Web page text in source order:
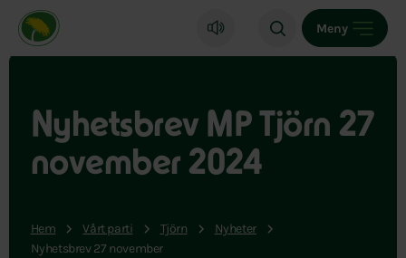
Miljöpartiet de gröna, startsida
Meny
Nyhetsbrev MP Tjörn 27
november 2024
Hem Vårt parti Tjörn
Nyheter
Nyhetsbrev 27 november